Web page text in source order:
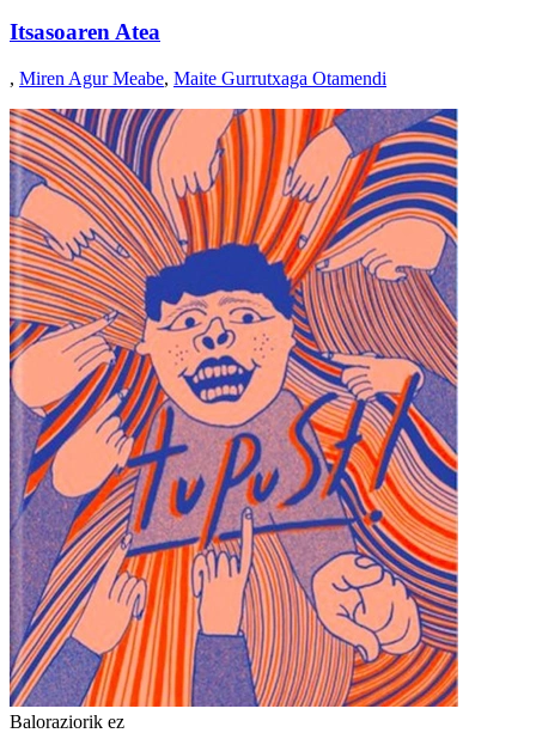
Itsasoaren Atea
, Miren Agur Meabe, Maite Gurrutxaga Otamendi
Baloraziorik ez